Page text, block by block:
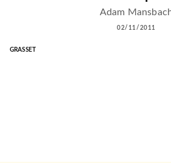
Adam
02/11/2011
GRASSET